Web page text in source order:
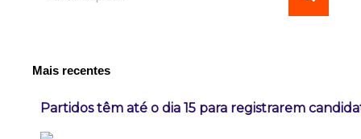
Mais recentes
Partidos têm até o dia 15 para registrarem